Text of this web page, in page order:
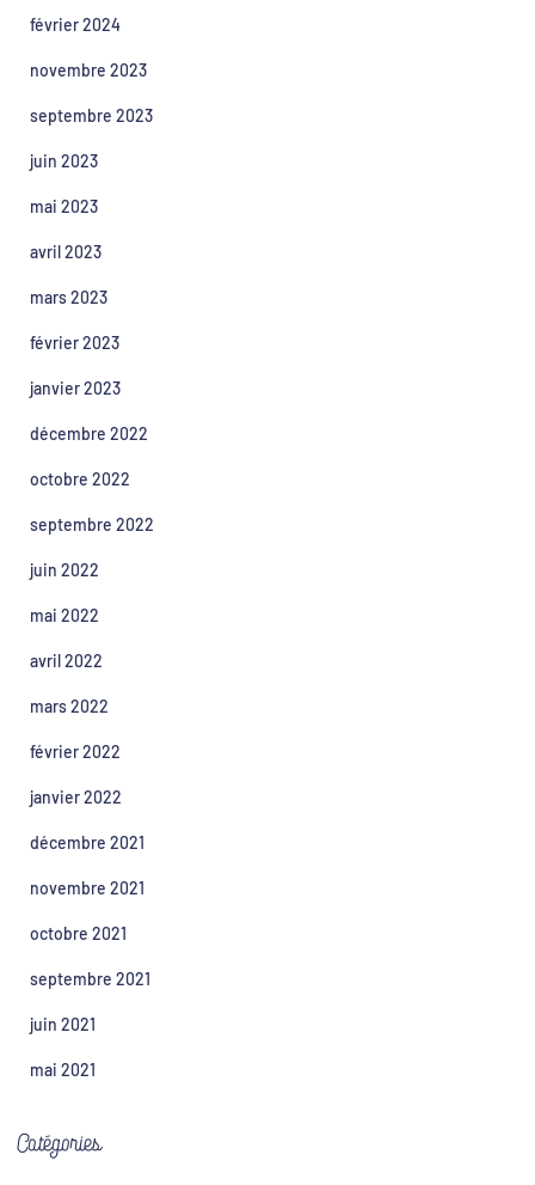
février 2024
novembre 2023
septembre 2023
juin 2023
mai 2023
avril 2023
mars 2023
février 2023
janvier 2023
décembre 2022
octobre 2022
septembre 2022
juin 2022
mai 2022
avril 2022
mars 2022
février 2022
janvier 2022
décembre 2021
novembre 2021
octobre 2021
septembre 2021
juin 2021
mai 2021
Catégories